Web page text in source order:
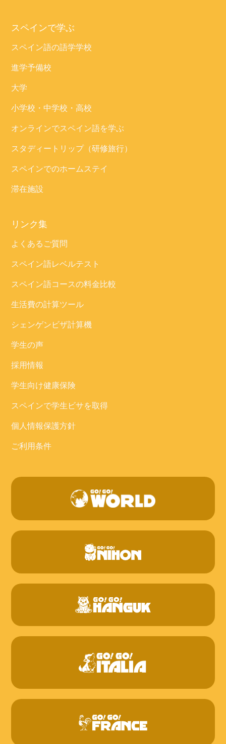
スペインで学ぶ
スペイン語の語学学校
進学予備校
大学
小学校・中学校・高校
オンラインでスペイン語を学ぶ
スタディートリップ（研修旅行）
スペインでのホームステイ
滞在施設
リンク集
よくあるご質問
スペイン語レベルテスト
スペイン語コースの料金比較
生活費の計算ツール
シェンゲンビザ計算機
学生の声
採用情報
学生向け健康保険
スペインで学生ビサを取得
個人情報保護方針
ご利用条件